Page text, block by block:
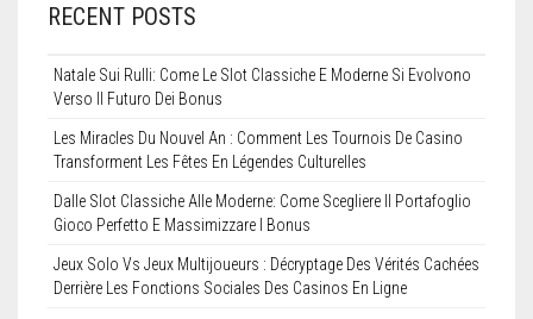
RECENT POSTS
Natale Sui Rulli: Come Le Slot Classiche E Moderne Si Evolvono
Verso Il Futuro Dei Bonus
Les Miracles Du Nouvel An : Comment Les Tournois De Casino
Transforment Les Fêtes En Légendes Culturelles
Dalle Slot Classiche Alle Moderne: Come Scegliere Il Portafoglio
Gioco Perfetto E Massimizzare I Bonus
Jeux Solo Vs Jeux Multijoueurs : Décryptage Des Vérités Cachées
Derrière Les Fonctions Sociales Des Casinos En Ligne